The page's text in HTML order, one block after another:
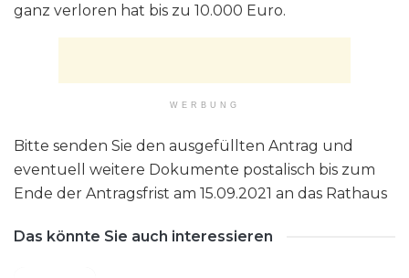
ganz verloren hat bis zu 10.000 Euro.
WERBUNG
Bitte senden Sie den ausgefüllten Antrag und
eventuell weitere Dokumente postalisch bis zum
Ende der Antragsfrist am 15.09.2021 an das Rathaus
Das könnte Sie auch interessieren